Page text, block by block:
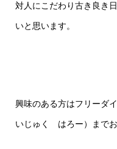
対人にこだわり古き良き
いと思います。
興味のある方はフリーダ
いじゅく はろー）まで